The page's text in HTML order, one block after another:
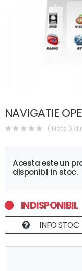
NAVIGATIE
( Nota 0
Acesta este un
disponibil in stoc.
INDISPONIBIL
INFO STOC